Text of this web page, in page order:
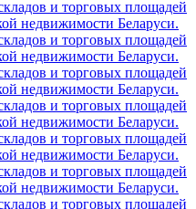
и торговых площадей
недвижимости Беларуси.
и торговых площадей
недвижимости Беларуси.
и торговых площадей
недвижимости Беларуси.
и торговых площадей
недвижимости Беларуси.
и торговых площадей
недвижимости Беларуси.
и торговых площадей
недвижимости Беларуси.
и торговых площадей